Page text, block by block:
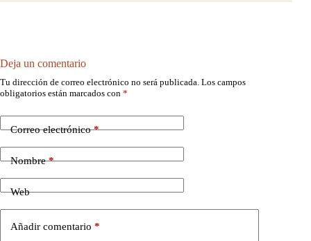
Deja un comentario
Tu dirección de correo electrónico no será publicada. Los campos
obligatorios están marcados con *
Correo electrónico*
Nombre*
Web
Añadir comentario *